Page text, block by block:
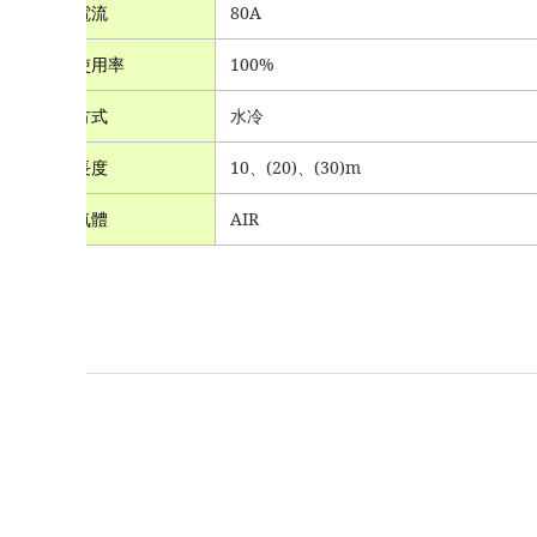
定格電流 80A
定格使用率 100%
冷卻方式 水冷
電纜長度 10 、(20)、(30)m
使用氣體 AIR